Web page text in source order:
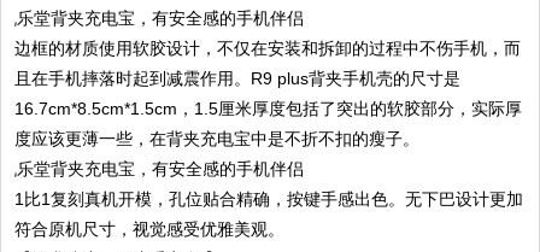
边框的材质使用软胶设计，不仅在安装和拆卸的过程中不伤手机，而
且在手机摔落时起到减震作用。R9 plus背夹手机壳的尺寸是
16.7cm*8.5cm*1.5cm，1.5厘米厚度包括了突出的软胶部分，实际厚
度应该更薄一些，在背夹充电宝中是不折不扣的瘦子。
1比1复刻真机开模，孔位贴合精确，按键手感出色。无下巴设计更加
符合原机尺寸，视觉感受优雅美观。